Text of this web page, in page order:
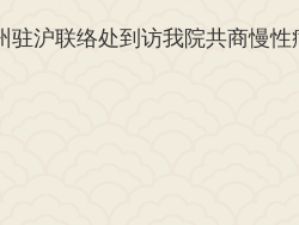
驻沪联络处到访我院共商慢性